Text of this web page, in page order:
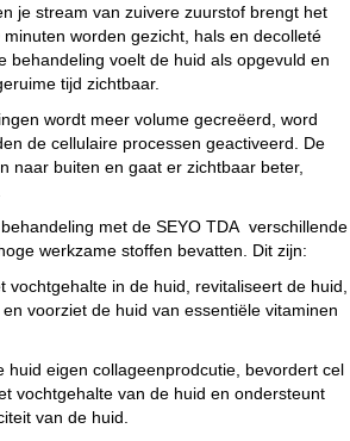
je stream van zuivere zuurstof brengt het
worden gezicht, hals en decolleté
behandeling voelt de huid als opgevuld en
tijd zichtbaar.
wordt meer volume gecreëerd, word
de cellulaire processen geactiveerd. De
naar buiten en gaat er zichtbaar beter,
met de SEYO TDA verschillende
werkzame stoffen bevatten. Dit zijn:
vochtgehalte in de huid, revitaliseert de huid,
voorziet de huid van essentiële vitaminen
huid eigen collageenprodcutie, bevordert cel
vochtgehalte van de huid en ondersteunt
van de huid.